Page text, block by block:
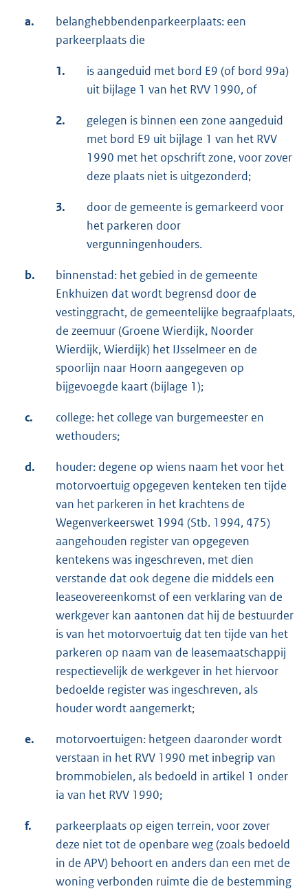
a.
belanghebbendenparkeerplaats: een
parkeerplaats die
1.
is aangeduid met bord E9 (of bord 99a)
uit bijlage 1 van het RVV 1990, of
2.
gelegen is binnen een zone aangeduid
met bord E9 uit bijlage 1 van het RVV
1990 met het opschrift zone, voor zover
deze plaats niet is uitgezonderd;
3.
door de gemeente is gemarkeerd voor
het parkeren door
vergunningenhouders.
b.
binnenstad: het gebied in de gemeente
Enkhuizen dat wordt begrensd door de
vestinggracht, de gemeentelijke begraafplaats,
de zeemuur (Groene Wierdijk, Noorder
Wierdijk, Wierdijk) het IJsselmeer en de
spoorlijn naar Hoorn aangegeven op
bijgevoegde kaart (bijlage 1);
c.
college: het college van burgemeester en
wethouders;
d.
houder: degene op wiens naam het voor het
motorvoertuig opgegeven kenteken ten tijde
van het parkeren in het krachtens de
Wegenverkeerswet 1994 (Stb. 1994, 475)
aangehouden register van opgegeven
kentekens was ingeschreven, met dien
verstande dat ook degene die middels een
leaseovereenkomst of een verklaring van de
werkgever kan aantonen dat hij de bestuurder
is van het motorvoertuig dat ten tijde van het
parkeren op naam van de leasemaatschappij
respectievelijk de werkgever in het hiervoor
bedoelde register was ingeschreven, als
houder wordt aangemerkt;
e.
motorvoertuigen: hetgeen daaronder wordt
verstaan in het RVV 1990 met inbegrip van
brommobielen, als bedoeld in artikel 1 onder
ia van het RVV 1990;
f.
parkeerplaats op eigen terrein, voor zover
deze niet tot de openbare weg (zoals bedoeld
in de APV) behoort en anders dan een met de
woning verbonden ruimte die de bestemming